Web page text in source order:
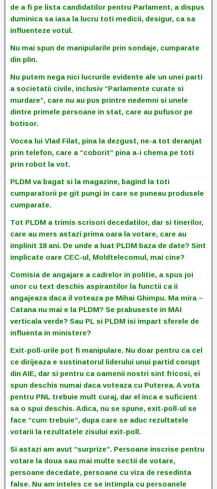
de a fi pe lista candidatilor pentru Parlament, a dispus
duminica sa iasa la lucru toti medicii, desigur, ca sa
influenteze votul.
Nu mai spun de manipularile prin sondaje, cumparate
din plin.
Nu putem nega nici lucrurile evidente ale un unei parti
a societatii civile, inclusiv “Parlamente curate si
murdare”, care nu au pus printre nedemni si unele
dintre primele persoane in stat, care au pufusor pe
botisor.
Vocea lui Vlad Filat, pina la dezgust, ne-a tot deranjat
prin telefon, care a “coborit” pina a-i chema pe toti
prin robot la vot.
PLDM va bagat si la magazine, bagind la toti
cumparatorii pe git pungi in care se puneau produsele
cumparate.
Tot PLDM a trimis scrisori decedatilor, dar si tinerilor,
care au mers astazi prima oara la votare, care au
implinit 18 ani. De unde a luat PLDM baza de date? Sint
implicate oare CEC-ul, Moldtelecomul, mai cine?
Comisia de angajare a cadrelor in politie, a spus joi
unor cu text deschis aspirantilor la functii ca ii
angajeaza daca il voteaza pe Mihai Ghimpu. Ma mira –
Catana nu mai e la PLDM? Se prabuseste in MAI
verticala verde? Sau PL si PLDM isi impart sferele de
influenta in ministere?
Exit-poll-urile pot fi manipulare. Nu doar pentru ca cel
ce dirijeaza e sustinatorul liderului unui partid corupt
din AIE, dar si pentru ca oamenii nostri sint fricosi, ei
spun deschis numai daca voteaza cu Puterea. A vota
pentru PNL trebuie mult curaj, dar el inca e suficient
sa o spui deschis. Adica, nu se spune, exit-poll-ul se
face “cum trebuie”, dupa care se aduc rezultatele
votarii la rezultatele zisului exit-poll.
Si astazi am avut “surprize”. Persoane inscrise pentru
votare la doua sau mai multe sectii de votare,
persoane decedate, persoane cu viza de resedinta
false. Nu am inteles ce se intimpla cu persoanele